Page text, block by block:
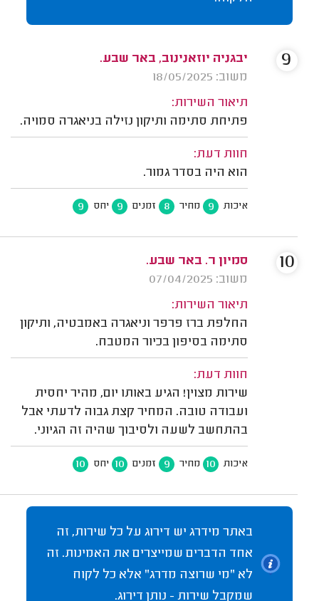
יבגניה יוזאנינוב, באר שבע.
משוב: 18/05/2025
תיאור השירות:
פתיחת סתימה ותיקון נזילה בניאגרה סמויה.
חוות דעת:
הוא היה בסדר גמור.
איכות 9 מחיר 8 זמנים 9 יחס 9
9
סמיון ר. באר שבע.
משוב: 07/04/2025
תיאור השירות:
החלפת ברז פרפר וניאגרה באמבטיה, ותיקון
סתימה בסיפון בכיור המטבח.
חוות דעת:
שירות מצוין! הגיע באותו יום, מהיר יחסית
ועבודה טובה. המחיר קצת גבוה לדעתי אבל
בהתחשב לשעה ולסיבוך שהיה זה הגיוני.
איכות 10 מחיר 9 זמנים 10 יחס 10
10
באתר מידרג יש דירוג על כל שירות, זה
אחד הדברים שמייצרים את האמינות. זה
לא "מי שרוצה מדרג" אלא כל לקוח
שמקבל שירות - נותן דירוג.